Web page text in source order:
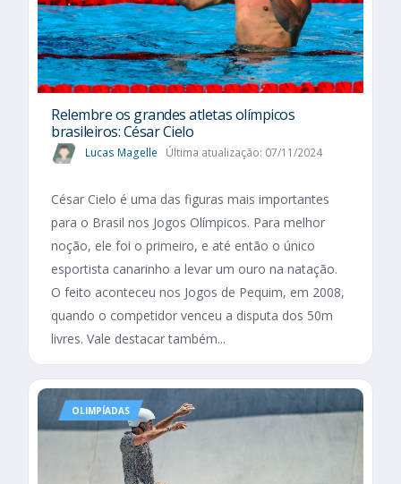
Relembre os grandes atletas olímpicos
brasileiros: César Cielo
Lucas Magelle Última atualização: 07/11/2024
César Cielo é uma das figuras mais importantes
para o Brasil nos Jogos Olímpicos. Para melhor
noção, ele foi o primeiro, e até então o único
esportista canarinho a levar um ouro na natação.
O feito aconteceu nos Jogos de Pequim, em 2008,
quando o competidor venceu a disputa dos 50m
livres. Vale destacar também...
OLIMPÍADAS